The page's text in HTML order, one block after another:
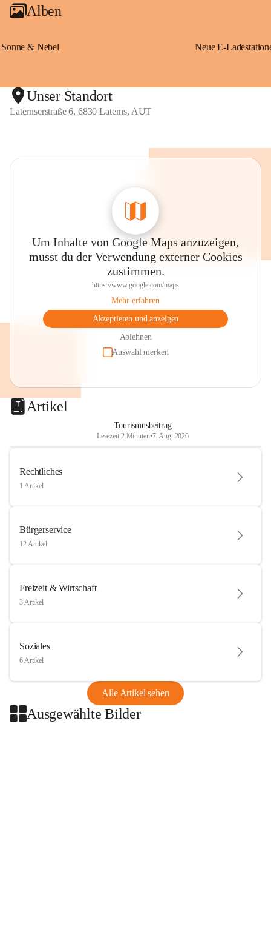
Alben
Sonne & Nebel
Unser Standort
Laternserstraße 6, 6830 Laterns, AUT
Um Inhalte von Google Maps anzuzeigen,
musst du der Verwendung externer Cookies
zustimmen.
https://www.google.com/maps
Mehr erfahren
Akzeptieren und anzeigen
Ablehnen
Auswahl merken
Artikel
Tourismusbeitrag
Lesezeit 2 Minuten•7. Aug. 2026
Rechtliches
1 Artikel
Bürgerservice
12 Artikel
Freizeit & Wirtschaft
3 Artikel
Soziales
6 Artikel
Alle Artikel sehen
Ausgewählte Bilder